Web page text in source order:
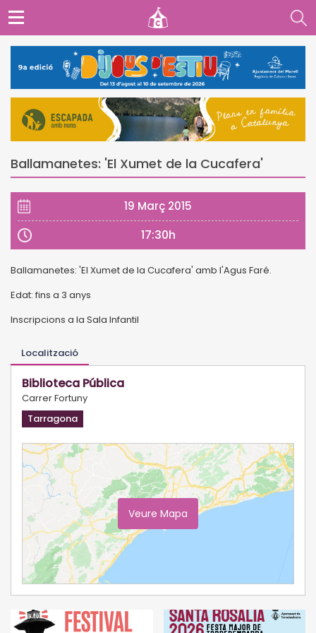
Ballamanetes: 'El Xumet de la Cucafera'
19 Març 2015
17:30h
Ballamanetes: 'El Xumet de la Cucafera' amb l'Agus Faré.
Edat: fins a 3 anys
Inscripcions a la Sala Infantil
Localització
Biblioteca Pública
Carrer Fortuny
Tarragona
Veure Mapa